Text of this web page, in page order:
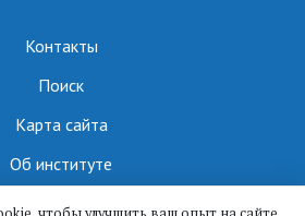
Контакты
Поиск
Карта сайта
Об институте